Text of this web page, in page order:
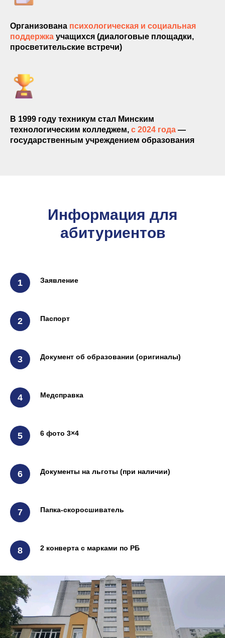
Организована психологическая и социальная
поддержка учащихся (диалоговые площадки,
просветительские встречи)
В 1999 году техникум стал Минским
технологическим колледжем, с 2024 года —
государственным учреждением образования
Информация для
абитуриентов
Заявление
Паспорт
Документ об образовании (оригиналы)
Медсправка
6 фото 3×4
Документы на льготы (при наличии)
Папка-скоросшиватель
2 конверта с марками по РБ
НА КУРС
Получить консультацию